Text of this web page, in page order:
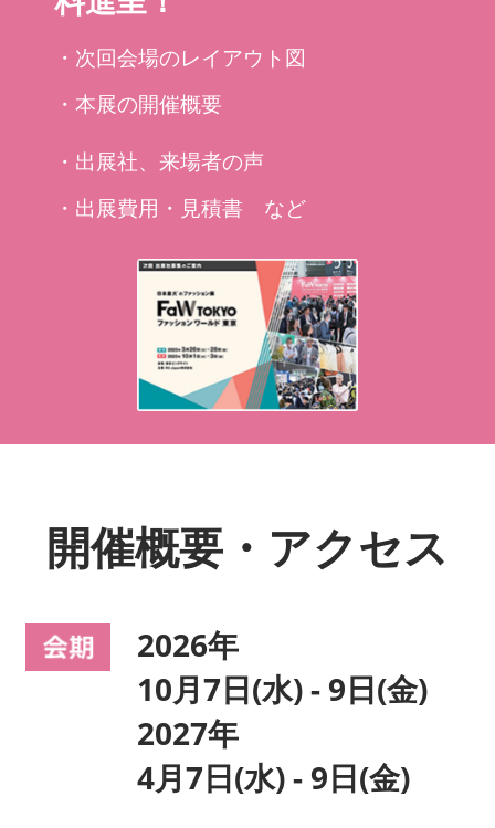
・次回会場のレイアウト図
・本展の開催概要
・出展社、来場者の声
・出展費用・見積書 など
開催概要・アクセス
2026年
10月7日(水) - 9日(金)
2027年
4月7日(水) - 9日(金)